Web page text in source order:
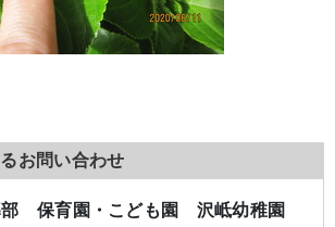
お問い合わせ
部 保育園・こども園 沢岻幼稚園